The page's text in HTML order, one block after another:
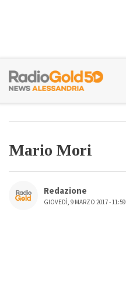
Mario Mori
Redazione
GIOVEDÌ, 9 MARZO 2017 - 11:59